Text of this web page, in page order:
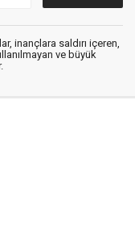
inançlara saldırı içeren,
ve büyük